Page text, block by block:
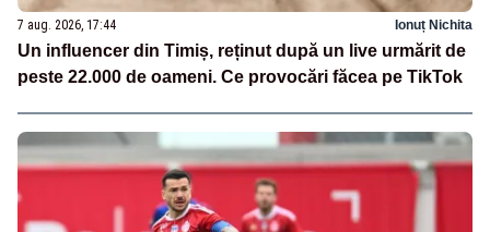
7 aug. 2026, 17:44 Ionuț Nichita
Un influencer din Timiș, reținut după un live urmărit de
peste 22.000 de oameni. Ce provocări făcea pe TikTok